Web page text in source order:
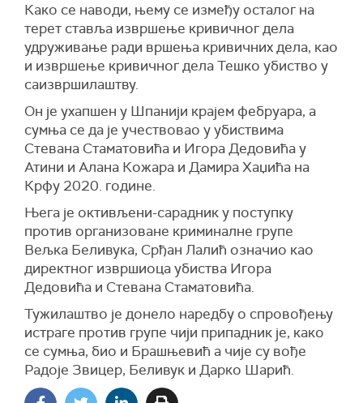
Како се наводи, њему се између осталог на
терет ставља извршење кривичног дела
удруживање ради вршења кривичних дела, као
и извршење кривичног дела Тешко убиство у
саизвршилаштву.
Он је ухапшен у Шпанији крајем фебруара, а
сумња се да је учествовао у убиствима
Стевана Стаматовића и Игора Дедовића у
Атини и Алана Кожара и Дамира Хаџића на
Крфу 2020. године.
Њега је октивљени-сарадник у поступку
против организоване криминалне групе
Вељка Беливука, Срђан Лалић означио као
директног извршиоца убиства Игора
Дедовића и Стевана Стаматовића.
Тужилаштво је донело наредбу о спровођењу
истраге против групе чији припадник је, како
се сумња, био и Брашњевић а чије су вође
Радоје Звицер, Беливук и Дарко Шарић.